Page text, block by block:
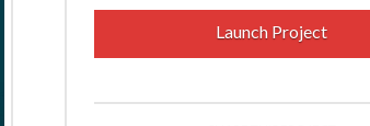
Launch Project